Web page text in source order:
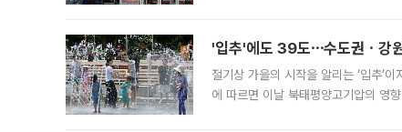
'입추'에도 39도⋯수도권ㆍ강
절기상 가을의 시작을 알리는 ‘입추’
에 따르면 이날 북태평양고기압의 영